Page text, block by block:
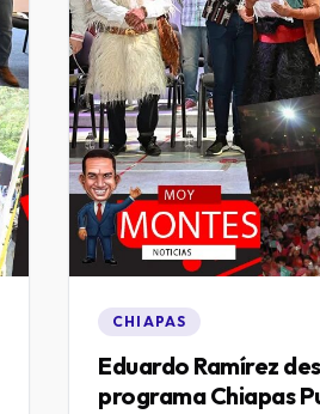
CHIAPAS
Eduardo Ramírez
programa Chiapas